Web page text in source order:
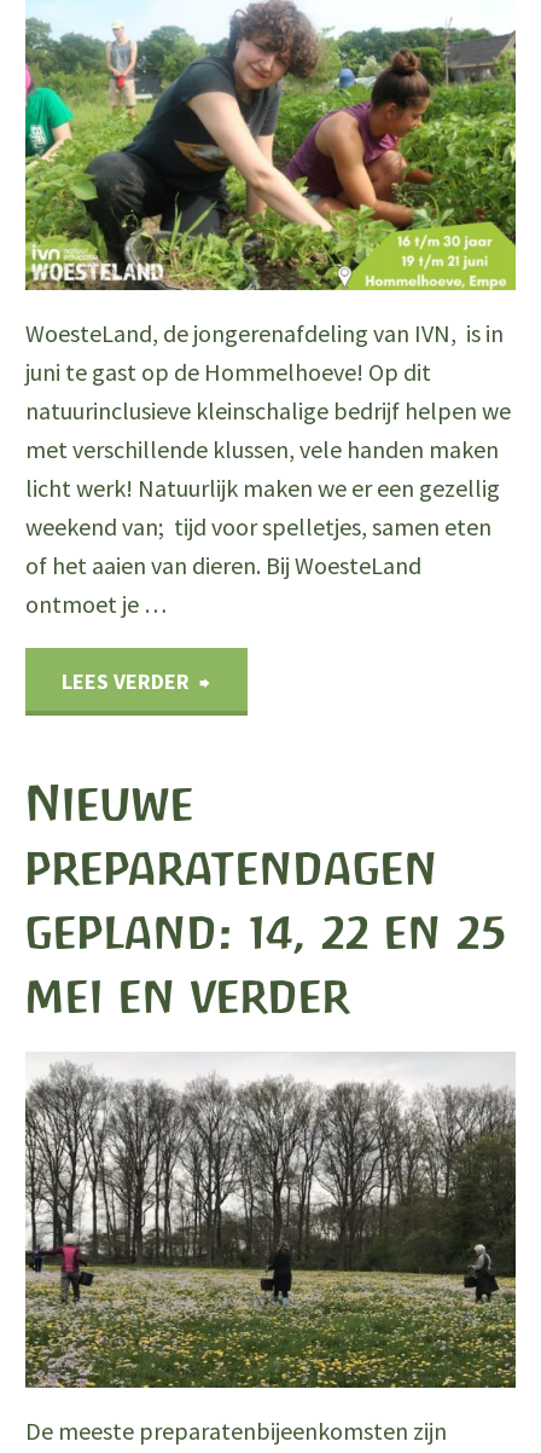
WoesteLand, de jongerenafdeling van IVN, is in
juni te gast op de Hommelhoeve! Op dit
natuurinclusieve kleinschalige bedrijf helpen we
met verschillende klussen, vele handen maken
licht werk! Natuurlijk maken we er een gezellig
weekend van; tijd voor spelletjes, samen eten
of het aaien van dieren. Bij WoesteLand
ontmoet je …
LEES VERDER "WoesteLand
De
Hommelhoeve"
Nieuwe
preparatendagen
gepland: 14, 22 en 25
mei en verder
De meeste preparatenbijeenkomsten zijn